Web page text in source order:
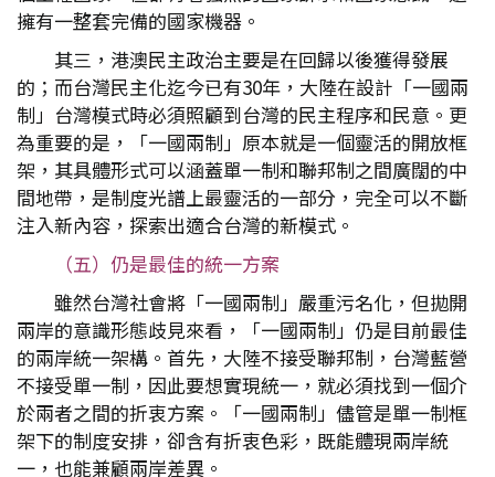
擁有一整套完備的國家機器。
其三，港澳民主政治主要是在回歸以後獲得發展
的；而台灣民主化迄今已有30年，大陸在設計「一國兩
制」台灣模式時必須照顧到台灣的民主程序和民意。更
為重要的是，「一國兩制」原本就是一個靈活的開放框
架，其具體形式可以涵蓋單一制和聯邦制之間廣闊的中
間地帶，是制度光譜上最靈活的一部分，完全可以不斷
注入新內容，探索出適合台灣的新模式。
（五）仍是最佳的統一方案
雖然台灣社會將「一國兩制」嚴重污名化，但拋開
兩岸的意識形態歧見來看，「一國兩制」仍是目前最佳
的兩岸統一架構。首先，大陸不接受聯邦制，台灣藍營
不接受單一制，因此要想實現統一，就必須找到一個介
於兩者之間的折衷方案。「一國兩制」儘管是單一制框
架下的制度安排，卻含有折衷色彩，既能體現兩岸統
一，也能兼顧兩岸差異。